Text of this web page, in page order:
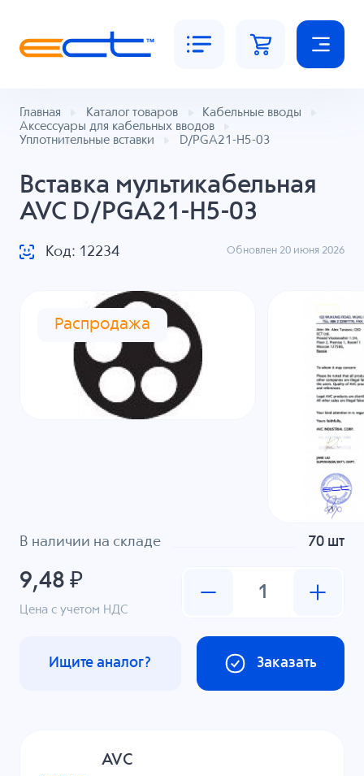
Главная Каталог товаров
Кабельные вводы
Аксессуары для кабельных вводов
Уплотнительные вставки
D/PGA21-H5-03
Вставка мультикабельная
AVC D/PGA21-H5-03
Код: 12234 Обновлен 20 июня 2026
Распродажа
В наличии на складе 70 шт
9,48 ₽
Цена с учетом НДС
Заказать
Ищите аналог?
AVC